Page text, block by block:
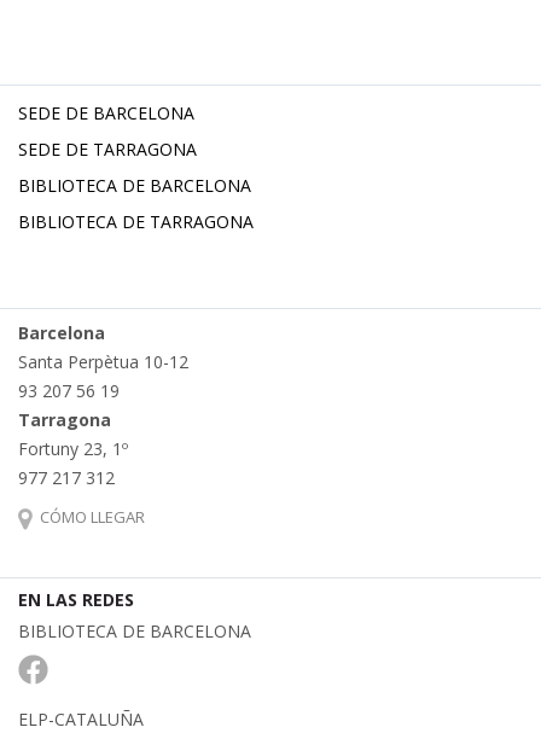
SEDE DE BARCELONA
SEDE DE TARRAGONA
BIBLIOTECA DE BARCELONA
BIBLIOTECA DE TARRAGONA
Barcelona
Santa Perpètua 10-12
93 207 56 19
Tarragona
Fortuny 23, 1º
977 217 312
CÓMO LLEGAR
EN LAS REDES
BIBLIOTECA DE BARCELONA
ELP-CATALUÑA